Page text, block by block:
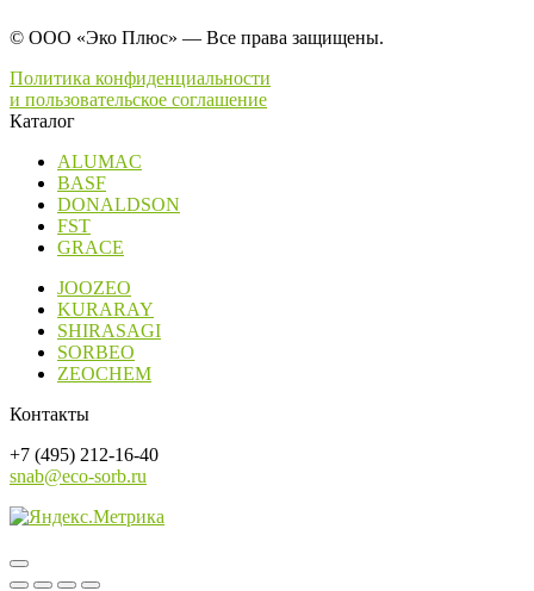
© ООО «Эко Плюс» — Все права защищены.
Политика конфиденциальности
и пользовательское соглашение
Каталог
ALUMAC
BASF
DONALDSON
FST
GRACE
JOOZEO
KURARAY
SHIRASAGI
SORBEO
ZEOCHEM
Контакты
+7 (495) 212-16-40
snab@eco-sorb.ru